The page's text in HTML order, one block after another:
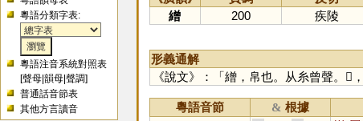
粵語分類字表:
粵語注音系統對照表
[聲母 |韻母 |聲調]
普通話音節表
其他方言讀音
繒
200 疾陵
形義通解
《說文》：「繒，帛也。从糸曾聲。𦀓
粵語音節 & 根據